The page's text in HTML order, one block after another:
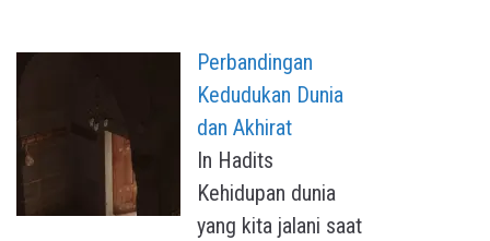
Perbandingan
Kedudukan Dunia
dan Akhirat
In Hadits
Kehidupan dunia
yang kita jalani saat